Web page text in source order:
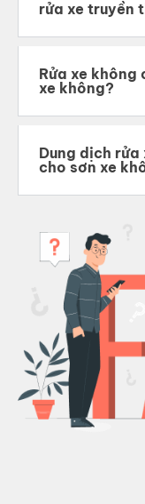
rửa xe truyền
Rửa xe không
xe không?
Dung dịch
cho sơn xe